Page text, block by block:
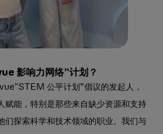
影响力网络”计划？
公平计划”倡议的发起人，
赋能，特别是那些来自缺少资源和支持
们探索科学和技术领域的职业。我们与